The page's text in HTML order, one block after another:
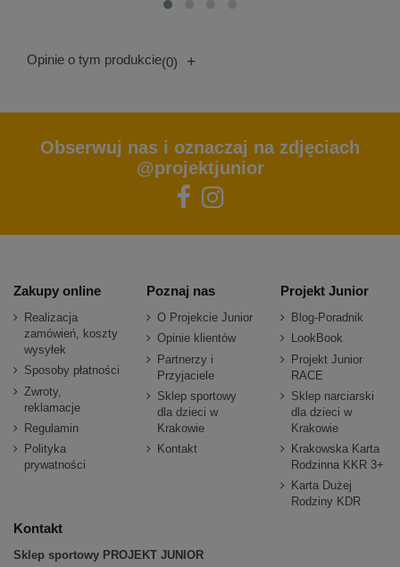
Opinie o tym produkcie(0) +
Obserwuj nas i oznaczaj na zdjęciach
@projektjunior
Zakupy online
Realizacja
zamówień, koszty
wysyłek
Sposoby płatności
Zwroty,
reklamacje
Regulamin
Polityka
prywatności
Poznaj nas
O Projekcie Junior
Opinie klientów
Partnerzy i
Przyjaciele
Sklep sportowy
dla dzieci w
Krakowie
Kontakt
Projekt Junior
Blog-Poradnik
LookBook
Projekt Junior
RACE
Sklep narciarski
dla dzieci w
Krakowie
Krakowska Karta
Rodzinna KKR 3+
Karta Dużej
Rodziny KDR
Kontakt
Sklep sportowy PROJEKT JUNIOR